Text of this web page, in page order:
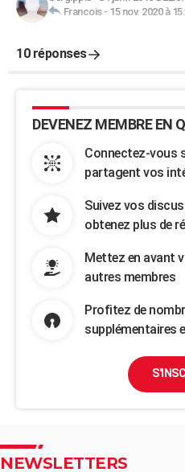
Francois- 15 nov. 2020 à
10 réponses
DEVENEZ MEMBRE EN
Connectez-vous
partagent vos
Suivez vos
obtenez plus de
Mettez en avant
autres membres
Profitez de
supplémentaires
NEWSLETTERS